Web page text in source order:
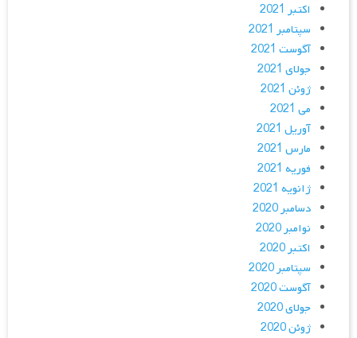
اکتبر 2021
سپتامبر 2021
آگوست 2021
جولای 2021
ژوئن 2021
می 2021
آوریل 2021
مارس 2021
فوریه 2021
ژانویه 2021
دسامبر 2020
نوامبر 2020
اکتبر 2020
سپتامبر 2020
آگوست 2020
جولای 2020
ژوئن 2020